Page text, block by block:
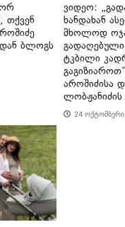
თქვენ
ბლოგს
ვიდეო:
ხანდახან
მხოლოდ
ტკბილი
აროშიძისა
24